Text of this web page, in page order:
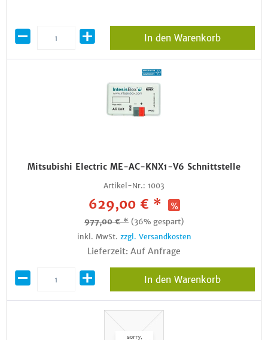
In den Warenkorb
Mitsubishi Electric ME-AC-KNX1-V6 Schnittstelle
Artikel-Nr.: 1003
629,00 € *
977,00 € * (36% gespart)
inkl. MwSt. zzgl. Versandkosten
Lieferzeit: Auf Anfrage
In den Warenkorb